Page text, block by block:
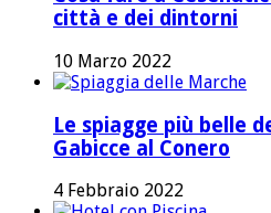
città e dei dintorni
10 Marzo 2022
Le spiagge più belle
Gabicce al Conero
4 Febbraio 2022